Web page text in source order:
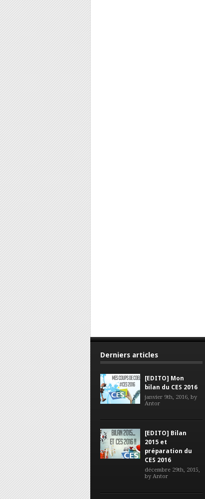
Derniers articles
[EDITO] Mon
bilan du CES 2016
janvier 9th, 2016, by
Antor
[EDITO] Bilan
2015 et
préparation du
CES 2016
décembre 29th, 2015,
by Antor